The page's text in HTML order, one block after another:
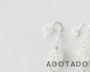
AGOTADO